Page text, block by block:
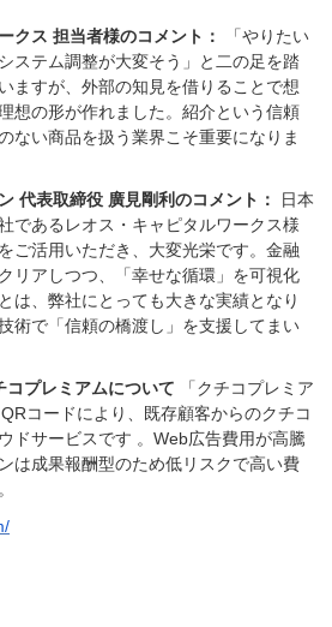
クス 担当者様のコメント：
「やりたい
ステム調整が大変そう」と二の足を踏
ますが、外部の知見を借りることで想
想の形が作れました。紹介という信頼
ない商品を扱う業界こそ重要になりま
代表取締役 廣見剛利のコメント：
日本
であるレオス・キャピタルワークス様
ご活用いただき、大変光栄です。金融
リアしつつ、「幸せな循環」を可視化
は、弊社にとっても大きな実績となり
術で「信頼の橋渡し」を支援してまい
プレミアムについて 「クチコプレミア
コードにより、既存顧客からのクチコ
ドサービスです 。Web広告費用が高騰
は成果報酬型のため低リスクで高い費